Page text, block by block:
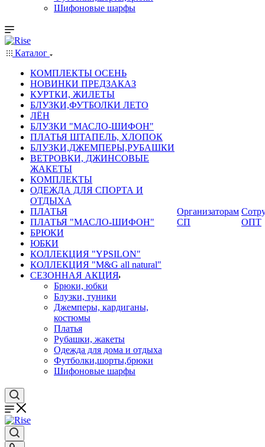
Шифоновые шарфы
Каталог
КОМПЛЕКТЫ ОСЕНЬ
НОВИНКИ ПРЕДЗАКАЗ
КУРТКИ, ЖИЛЕТЫ
БЛУЗКИ,ФУТБОЛКИ ЛЕТО
ЛЁН
БЛУЗКИ "МАСЛО-ШИФОН"
ПЛАТЬЯ ШТАПЕЛЬ, ХЛОПОК
БЛУЗКИ,ДЖЕМПЕРЫ,РУБАШКИ
ВЕТРОВКИ, ДЖИНСОВЫЕ
ЖАКЕТЫ
КОМПЛЕКТЫ
ОДЕЖДА ДЛЯ СПОРТА И
ОТДЫХА
ПЛАТЬЯ
ПЛАТЬЯ "МАСЛО-ШИФОН"
БРЮКИ
ЮБКИ
КОЛЛЕКЦИЯ "YPSILON"
КОЛЛЕКЦИЯ "M&G all natural"
СЕЗОННАЯ АКЦИЯ
Брюки, юбки
Блузки, туники
Джемперы, кардиганы,
костюмы
Платья
Рубашки, жакеты
Одежда для дома и отдыха
Футболки,шорты,брюки
Шифоновые шарфы
Организаторам
СП
ОПТ